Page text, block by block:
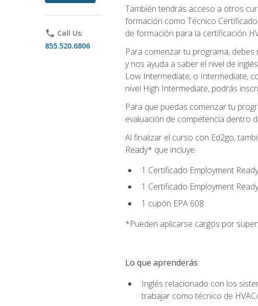
phone Call Us:
855.520.6806
También tendrás acceso a otros
formación como Técnico
de formación para la certificación
Para comenzar tu programa, debes
y nos ayuda a saber el nivel de
Low Intermediate, o Intermediate,
nivel High Intermediate, podrás
Para que puedas comenzar tu
evaluación de competencia dentro
Al finalizar el curso con Ed2go,
Ready* que incluye:
1 Certificado Employment
1 Certificado Employment
1 cupón EPA 608
*Pueden aplicarse cargos por
Lo que aprenderás
Inglés relacionado con los
trabajar como técnico de